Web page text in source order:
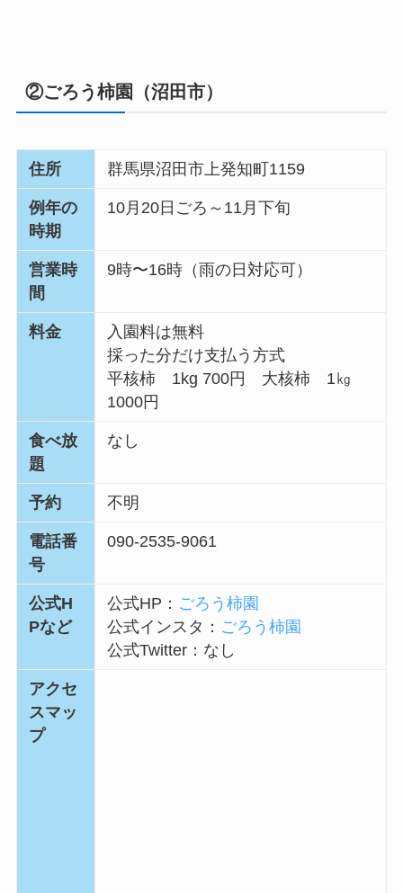
②ごろう柿園 （沼田市）
住所 群馬県沼田市上発知町1159
例年の
時期
10月20日ごろ～11月下旬
営業時
間
9時〜16時（雨の日対応可）
料金
入園料は無料
採った分だけ支払う方式
平核柿 1kg 700円 大核柿 1㎏
1000円
食べ放
題
なし
予約 不明
電話番
号
090-2535-9061
公式H
Pなど
公式HP： ごろう柿園
公式インスタ： ごろう柿園
公式Twitter： なし
アクセ
スマッ
プ